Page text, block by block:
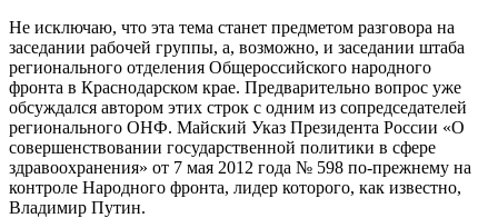
Не исключаю, что эта тема станет предметом разговора на
заседании рабочей группы, а, возможно, и заседании штаба
регионального отделения Общероссийского народного
фронта в Краснодарском крае. Предварительно вопрос уже
обсуждался автором этих строк с одним из сопредседателей
регионального ОНФ. Майский Указ Президента России «О
совершенствовании государственной политики в сфере
здравоохранения» от 7 мая 2012 года № 598 по-прежнему на
контроле Народного фронта, лидер которого, как известно,
Владимир Путин.